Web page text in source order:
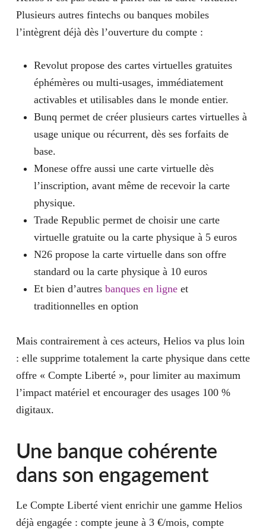
Plusieurs autres fintechs ou banques mobiles
l’intègrent déjà dès l’ouverture du compte :
Revolut propose des cartes virtuelles gratuites
éphémères ou multi-usages, immédiatement
activables et utilisables dans le monde entier.
Bunq permet de créer plusieurs cartes virtuelles à
usage unique ou récurrent, dès ses forfaits de
base.
Monese offre aussi une carte virtuelle dès
l’inscription, avant même de recevoir la carte
physique.
Trade Republic permet de choisir une carte
virtuelle gratuite ou la carte physique à 5 euros
N26 propose la carte virtuelle dans son offre
standard ou la carte physique à 10 euros
Et bien d’autres banques en ligneet
traditionnelles en option
Mais contrairement à ces acteurs, Helios va plus loin
: elle supprime totalement la carte physique dans cette
offre « Compte Liberté », pour limiter au maximum
l’impact matériel et encourager des usages 100 %
digitaux.
Une banque cohérente
dans son engagement
Le Compte Liberté vient enrichir une gamme Helios
déjà engagée : compte jeune à 3 €/mois, compte